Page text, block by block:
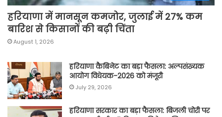
हरियाणा में मानसून कमजोर, जुलाई में 27% कम
बारिश से किसानों की बढ़ी चिंता
August 1, 2026
हरियाणा कैबिनेट का बड़ा फैसला: अल्पसंख्यक
आयोग विधेयक-2026 को मंजूरी
July 29, 2026
हरियाणा सरकार का बड़ा फैसला: बिजली चोरी पर